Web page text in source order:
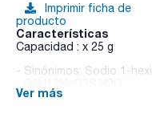
Imprimir ficha de
producto
Características
Capacidad : x 25 g
- Sinónimos: Sodio 1-
- M = 206,24 g/mol
Ver más